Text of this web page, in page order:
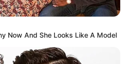
Now And She Looks Like A Model